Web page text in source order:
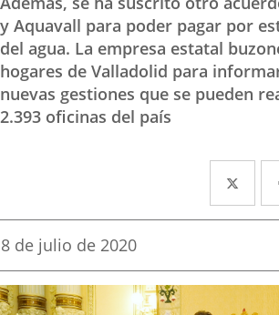
y Aquavall para poder pagar por
del agua. La empresa estatal
hogares de Valladolid para
nuevas gestiones que se pueden
2.393 oficinas del país
a
Fecha
la
noticia
8 de julio de 2020